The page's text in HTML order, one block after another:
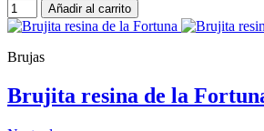
Añadir al carrito
Brujas
Brujita resina de la